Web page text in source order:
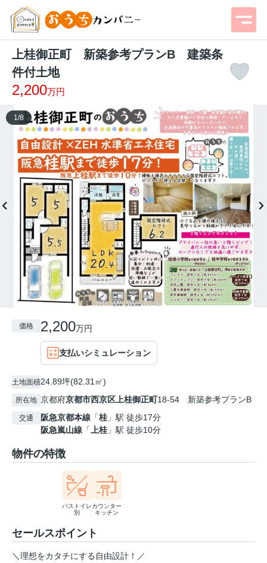
上桂御正町 新築参考プランB 建築条
件付土地
2,200万円
1 /8
価格 2,200万円
支払いシミュレーション
土地面積24.89坪(82.31㎡)
所在地 京都府京都市西京区 上桂御正町18-54 新築参考プランB
交通 阪急京都本線 「桂 」駅 徒歩17分
阪急嵐山線 「 上桂 」駅 徒歩10分
物件の特徴
バストイレ
別
カウンター
キッチン
セールスポイント
＼理想をカタチにする自由設計！／